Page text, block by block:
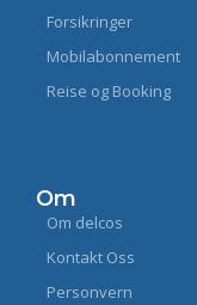
Forsikringer
Mobilabonnement
Reise og Booking
Om
Om delcos
Kontakt Oss
Personvern